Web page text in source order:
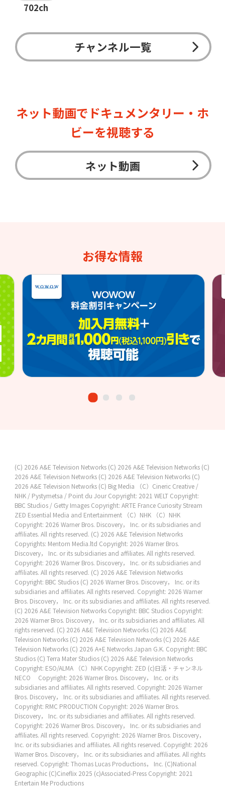
702ch
チャンネル一覧
ネット動画でドキュメンタリー・ホ
ビーを視聴する
ネット動画
お得な情報
(C) 2026 A&E Television Networks (C) 2026 A&E Television Networks (C)
2026 A&E Television Networks (C) 2026 A&E Television Networks (C)
2026 A&E Television Networks (C) Big Media
（C）Cineric Creative /
NHK / Pystymetsa / Point du JourCopyright: 2021 WELT Copyright:
BBC Studios / Getty Images Copyright: ARTE France Curiosity Stream
ZED Essential Media and Entertainment
（C）NHK
（C）NHK
Copyright: 2026 Warner Bros. Discovery， Inc. or its subsidiaries and
affiliates. All rights reserved. (C) 2026 A&E Television Networks
Copyrights: Mentorn Media.ltd Copyright: 2026 Warner Bros.
Discovery， Inc. or its subsidiaries and affiliates. All rights reserved.
Copyright: 2026 Warner Bros. Discovery， Inc. or its subsidiaries and
affiliates. All rights reserved. (C) 2026 A&E Television Networks
Copyright: BBC Studios (C) 2026 Warner Bros. Discovery， Inc. or its
subsidiaries and affiliates. All rights reserved. Copyright: 2026 Warner
Bros. Discovery， Inc. or its subsidiaries and affiliates. All rights reserved.
(C) 2026 A&E Television Networks Copyright: BBC Studios Copyright:
2026 Warner Bros. Discovery， Inc. or its subsidiaries and affiliates. All
rights reserved. (C) 2026 A&E Television Networks (C) 2026 A&E
Television Networks (C) 2026 A&E Television Networks (C) 2026 A&E
Television Networks (C) 2026 A+E Networks Japan G.K. Copyright: BBC
Studios (C) Terra Mater Studios (C) 2026 A&E Television Networks
Copyright: ESO/ALMA
（C）NHK Copyright: ZED (c)日活・チャンネル
NECO Copyright: 2026 Warner Bros. Discovery， Inc. or its
subsidiaries and affiliates. All rights reserved. Copyright: 2026 Warner
Bros. Discovery， Inc. or its subsidiaries and affiliates. All rights reserved.
Copyright: RMC PRODUCTION Copyright: 2026 Warner Bros.
Discovery， Inc. or its subsidiaries and affiliates. All rights reserved.
Copyright: 2026 Warner Bros. Discovery， Inc. or its subsidiaries and
affiliates. All rights reserved. Copyright: 2026 Warner Bros. Discovery，
Inc. or its subsidiaries and affiliates. All rights reserved. Copyright: 2026
Warner Bros. Discovery， Inc. or its subsidiaries and affiliates. All rights
reserved. Copyright: Thomas Lucas Productions， Inc. (C)National
Geographic (C)Cineflix 2025 (c)Associated-Press Copyright: 2021
Entertain Me Productions